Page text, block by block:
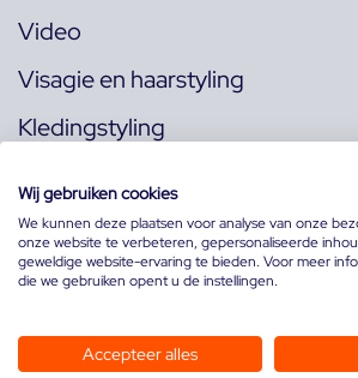
Video
Visagie en haarstyling
Kledingstyling
Volg ons op:
Wij gebruiken cookies
We kunnen deze plaatsen voor analyse van onze
onze website te verbeteren, gepersonaliseerde
geweldige website-ervaring te bieden. Voor meer
die we gebruiken opent u de instellingen.
Accepteer alles